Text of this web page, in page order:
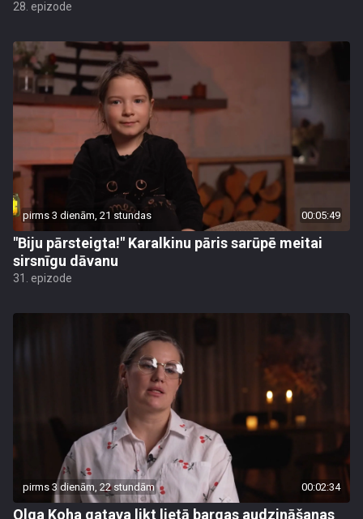
28. epizode
pirms 3 dienām, 21 stundas 00:05:49
"Biju pārsteigta!" Karalkinu pāris sarūpē meitai
sirsnīgu dāvanu
31. epizode
pirms 3 dienām, 22 stundām 00:02:34
Olga Koha gatava likt lietā bargas audzināšanas